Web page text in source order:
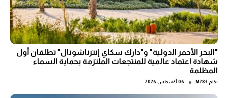
"البحر الأحمر الدولية" و"دارك سكاي إنترناشونال" تطلقان أول
شهادة اعتماد عالمية للمنتجعات الملتزمة بحماية السماء
المظلمة
بقلم M283
● 06 أغسطس 2026